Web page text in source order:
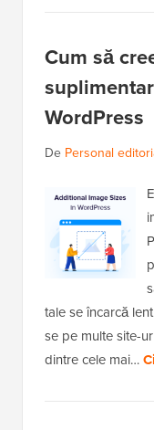
Cum să
WordPress
De Personal
tale se încarcă
se pe multe site-
dintre cele mai…